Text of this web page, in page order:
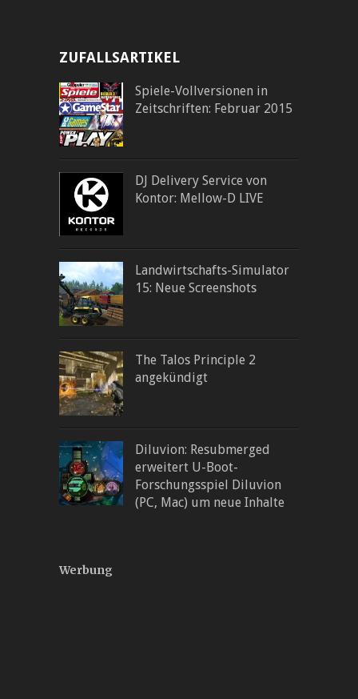
ZUFALLSARTIKEL
Spiele-Vollversionen in
Zeitschriften: Februar 2015
DJ Delivery Service von
Kontor: Mellow-D LIVE
Landwirtschafts-Simulator
15: Neue Screenshots
The Talos Principle 2
angekündigt
Diluvion: Resubmerged
erweitert U-Boot-
Forschungsspiel Diluvion
(PC, Mac) um neue Inhalte
Werbung